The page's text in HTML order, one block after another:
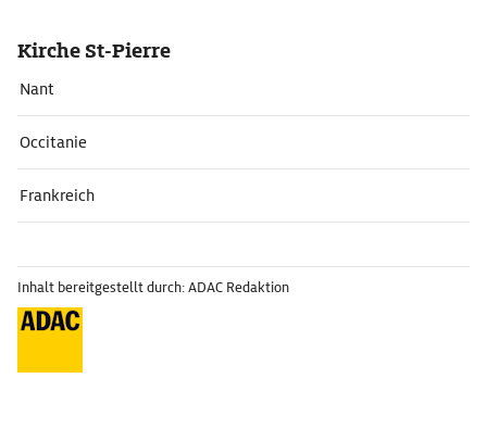
Kirche St-Pierre
Nant
Occitanie
Frankreich
Inhalt bereitgestellt durch: ADAC Redaktion